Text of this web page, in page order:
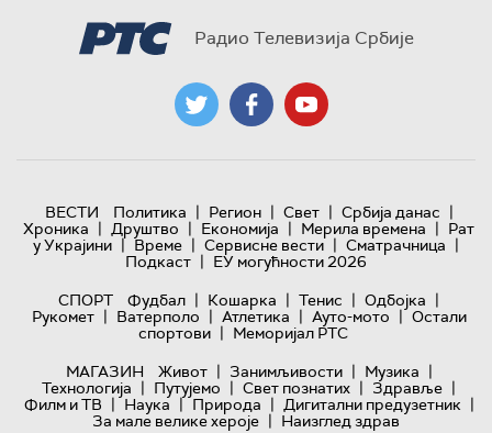
Радио Телевизија Србије
ВЕСТИ Политика | Регион | Свет | Србија данас |
Хроника | Друштво | Економија | Мерила времена | Рат
у Украјини | Време | Сервисне вести | Сматрачница |
Подкаст | ЕУ могућности 2026
СПОРТ
Фудбал | Кошарка | Тенис | Одбојка |
Рукомет | Ватерполо | Атлетика | Ауто-мото | Остали
спортови | Меморијал РТС
МАГАЗИН
Живот | Занимљивости | Музика |
Технологијa | Путујемо | Свет познатих | Здравље |
Филм и ТВ | Наука | Природа | Дигитални предузетник |
За мале велике хероје | Наизглед здрав